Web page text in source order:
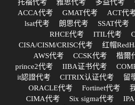
托福代考 雅思代考 多益代考
ACCA代考
GMAT代考 ACT代
lsat代考
朗思代考 SSAT代考
RHCE代考
ITIL代考
CISA/CISM/CRISC代考
红帽
AWS代考
CCSK代考 楷爾
prince2代考
IIBA证书代考
it認證代考
CITRIX认证代考 留
ORACLE代考
Fortinet代考
CIMA代考
Six sigma代考